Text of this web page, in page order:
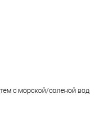
с морской/соленой